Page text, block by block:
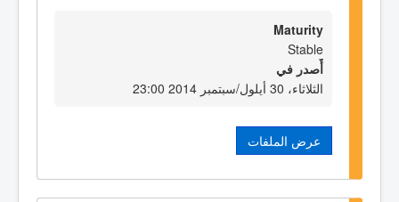
Maturity
Stable
أٌصدر في
الثلاثاء، 30 أيلول/سبتمبر 2014 23:00
عرض الملفات